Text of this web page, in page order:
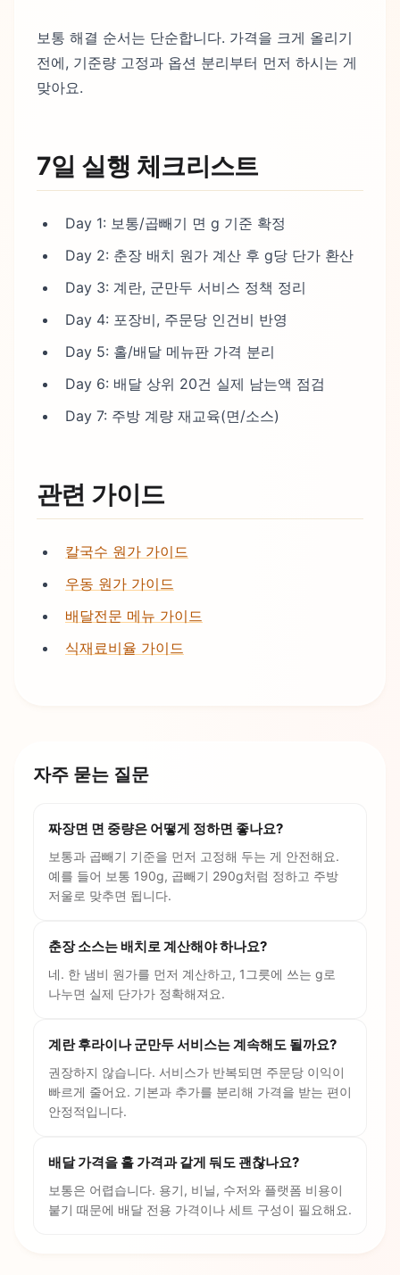
보통 해결 순서는 단순합니다. 가격을 크게 올리기
전에, 기준량 고정과 옵션 분리부터 먼저 하시는 게
맞아요.
7일 실행 체크리스트
Day 1: 보통/곱빼기 면 g 기준 확정
Day 2: 춘장 배치 원가 계산 후 g당 단가 환산
Day 3: 계란, 군만두 서비스 정책 정리
Day 4: 포장비, 주문당 인건비 반영
Day 5: 홀/배달 메뉴판 가격 분리
Day 6: 배달 상위 20건 실제 남는액 점검
Day 7: 주방 계량 재교육(면/소스)
관련 가이드
칼국수 원가 가이드
우동 원가 가이드
배달전문 메뉴 가이드
식재료비율 가이드
자주 묻는 질문
짜장면 면 중량은 어떻게 정하면 좋나요?
보통과 곱빼기 기준을 먼저 고정해 두는 게 안전해요.
예를 들어 보통 190g, 곱빼기 290g처럼 정하고 주방
저울로 맞추면 됩니다.
춘장 소스는 배치로 계산해야 하나요?
네. 한 냄비 원가를 먼저 계산하고, 1그릇에 쓰는 g로
나누면 실제 단가가 정확해져요.
계란 후라이나 군만두 서비스는 계속해도 될까요?
권장하지 않습니다. 서비스가 반복되면 주문당 이익이
빠르게 줄어요. 기본과 추가를 분리해 가격을 받는 편이
안정적입니다.
배달 가격을 홀 가격과 같게 둬도 괜찮나요?
보통은 어렵습니다. 용기, 비닐, 수저와 플랫폼 비용이
붙기 때문에 배달 전용 가격이나 세트 구성이 필요해요.